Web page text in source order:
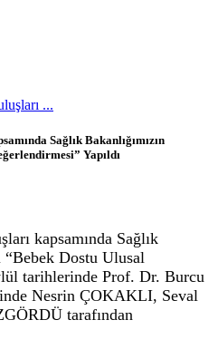
...
Sağlık Bakanlığımızın
Yapıldı
kapsamında Sağlık
“Bebek Dostu Ulusal
tarihlerinde Prof. Dr. Burcu
Nesrin ÇOKAKLI, Seval
tarafından